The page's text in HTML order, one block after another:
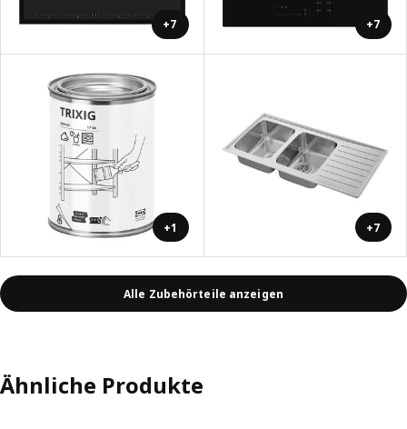
+7 +7
+1 +7
Alle Zubehörteile anzeigen
Ähnliche Produkte